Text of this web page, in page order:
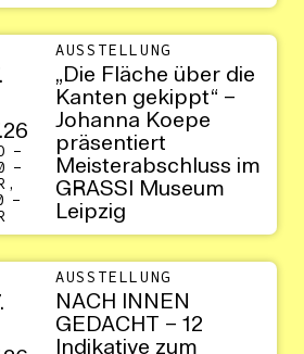
–
–
–
AUSSTELLUNG
„Die Fläche über die
Kanten gekippt“ –
Johanna Koepe
präsentiert
Meisterabschluss im
GRASSI Museum
Leipzig
AUSSTELLUNG
NACH INNEN
GEDACHT – 12
Indikative zum